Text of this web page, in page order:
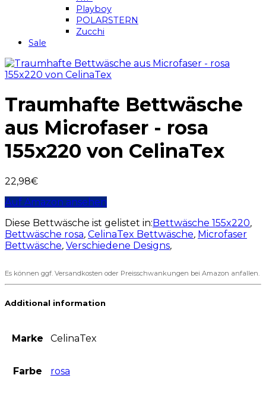
Playboy
POLARSTERN
Zucchi
Sale
Traumhafte Bettwäsche
aus Microfaser - rosa
155x220 von CelinaTex
22,98€
Auf Amazon ansehen
Diese Bettwäsche ist gelistet in:Bettwäsche 155x220,
Bettwäsche rosa, CelinaTex Bettwäsche, Microfaser
Bettwäsche, Verschiedene Designs,
Es können ggf. Versandkosten oder Preisschwankungen bei Amazon anfallen.
Additional information
Marke CelinaTex
Farbe rosa